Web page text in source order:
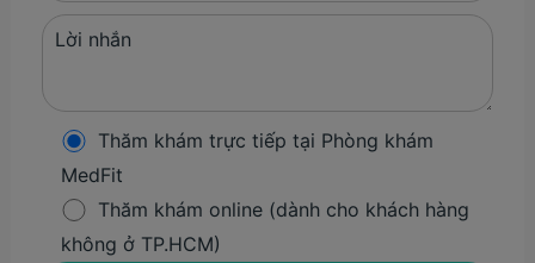
Thăm khám trực tiếp tại Phòng khám
MedFit
Thăm khám online (dành cho khách hàng
không ở TP.HCM)